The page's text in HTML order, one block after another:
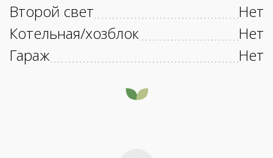
Второй свет
Нет
Котельная/хозблок
Нет
Гараж
Нет